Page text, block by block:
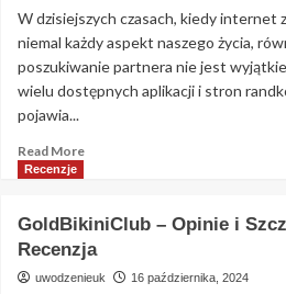
Są
Zalety
i
Wady
W dzisiejszych czasach, kiedy internet
niemal każdy aspekt naszego życia,
poszukiwanie partnera nie jest
wielu dostępnych aplikacji i stron
pojawia...
Read MoreRead
Bogatego
–
Jak
Recenzje
GoldBikiniClub – Opinie i
Recenzja
uwodzenieuk 16 października, 2024